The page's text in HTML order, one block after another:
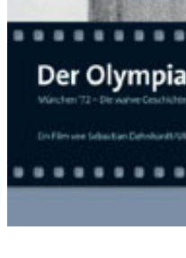
Feed
[ Suche ]
english